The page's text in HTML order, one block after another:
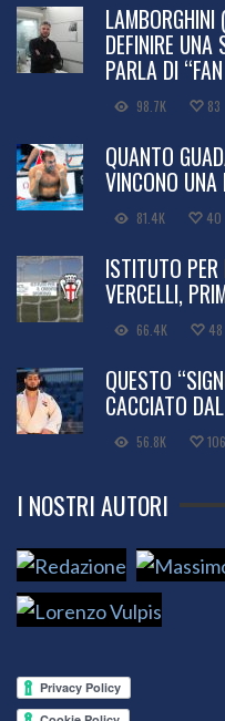
DEFINIRE
PARLA DI
98.7K 83
QUANTO
VINCONO
81.4K 40
ISTITUTO
VERCELLI,
66.4K 48
QUESTO
CACCIATO
56.8K 106
I NOSTRI AUTORI